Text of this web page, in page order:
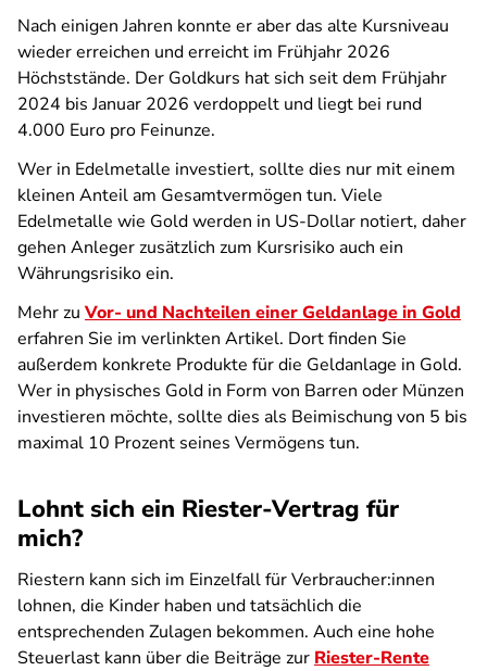
Nach einigen Jahren konnte er aber das alte Kursniveau
wieder erreichen und erreicht im Frühjahr 2026
Höchststände. Der Goldkurs hat sich seit dem Frühjahr
2024 bis Januar 2026 verdoppelt und liegt bei rund
4.000 Euro pro Feinunze.
Wer in Edelmetalle investiert, sollte dies nur mit einem
kleinen Anteil am Gesamtvermögen tun. Viele
Edelmetalle wie Gold werden in US-Dollar notiert, daher
gehen Anleger zusätzlich zum Kursrisiko auch ein
Währungsrisiko ein.
Mehr zu Vor- und Nachteilen einer Geldanlage in Gold
erfahren Sie im verlinkten Artikel. Dort finden Sie
außerdem konkrete Produkte für die Geldanlage in Gold.
Wer in physisches Gold in Form von Barren oder Münzen
investieren möchte, sollte dies als Beimischung von 5 bis
maximal 10 Prozent seines Vermögens tun.
Lohnt sich ein Riester-Vertrag für
mich?
Riestern kann sich im Einzelfall für Verbraucher:innen
lohnen, die Kinder haben und tatsächlich die
entsprechenden Zulagen bekommen. Auch eine hohe
Steuerlast kann über die Beiträge zur Riester-Rente